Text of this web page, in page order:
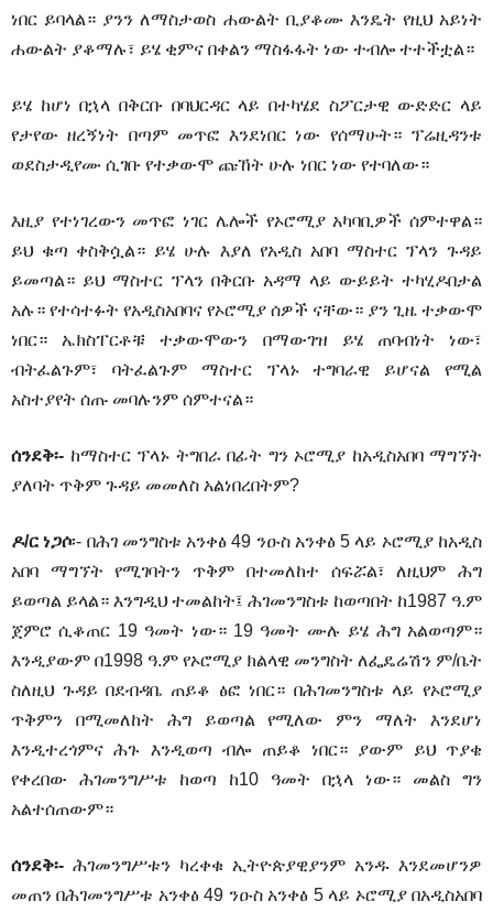
ነበር ይባላል። ያንን ለማስታወስ ሐውልት ቢያቆሙ እንዴት የዚህ አይነት
ሐውልት ያቆማሉ፣ ይሄ ቂምና በቀልን ማስፋፋት ነው ተብሎ ተተችቷል።
ይሄ ከሆነ በኋላ በቅርቡ በባህርዳር ላይ በተካሄደ ስፖርታዊ ውድድር ላይ
የታየው ዘረኝነት በጣም መጥፎ እንደነበር ነው የሰማሁት። ፕሬዚዳንቱ
ወደስታዲየሙ ሲገቡ የተቃውሞ ጩኸት ሁሉ ነበር ነው የተባለው።
እዚያ የተነገረውን መጥፎ ነገር ሌሎች የኦሮሚያ አካባቢዎች ሰምተዋል።
ይህ ቁጣ ቀስቅሷል። ይሄ ሁሉ እያለ የአዲስ አበባ ማስተር ፕላን ጉዳይ
ይመጣል። ይህ ማስተር ፕላን በቅርቡ አዳማ ላይ ውይይት ተካሂዶበታል
አሉ። የተሳተፉት የአዲስአበባና የኦሮሚያ ሰዎች ናቸው። ያን ጊዜ ተቃውሞ
ነበር። ኤክስፐርቶቹ ተቃውሞውን በማውገዝ ይሄ ጠባብነት ነው፣
ብትፈልጉም፣ ባትፈልጉም ማስተር ፕላኑ ተግባራዊ ይሆናል የሚል
አስተያየት ሰጡ መባሉንም ሰምተናል።
ሰንደቅ፡- ከማስተር ፕላኑ ትግበራ በፊት ግን ኦሮሚያ ከአዲስአበባ ማግኘት
ያለባት ጥቅም ጉዳይ መመለስ አልነበረበትም?
ዶ/ር ነጋሶ፡- በሕገ መንግስቱ አንቀፅ 49 ንዑስ አንቀፅ 5 ላይ ኦሮሚያ ከአዲስ
አበባ ማግኘት የሚገባትን ጥቅም በተመለከተ ሰፍሯል፣ ለዚህም ሕግ
ይወጣል ይላል። እንግዲህ ተመልከት፤ ሕገመንግስቱ ከወጣበት ከ1987 ዓ.ም
ጀምሮ ሲቆጠር 19 ዓመት ነው። 19 ዓመት ሙሉ ይሄ ሕግ አልወጣም።
እንዲያውም በ1998 ዓ.ም የኦሮሚያ ክልላዊ መንግስት ለፌዴሬሽን ም/ቤት
ስለዚህ ጉዳይ በደብዳቤ ጠይቆ ፅፎ ነበር። በሕገመንግስቱ ላይ የኦሮሚያ
ጥቅምን በሚመለከት ሕግ ይወጣል የሚለው ምን ማለት እንደሆነ
እንዲተረጎምና ሕጉ እንዲወጣ ብሎ ጠይቆ ነበር። ያውም ይህ ጥያቄ
የቀረበው ሕገመንግሥቱ ከወጣ ከ10 ዓመት በኋላ ነው። መልስ ግን
አልተሰጠውም።
ሰንደቅ፡- ሕገመንግሥቱን ካረቀቁ ኢትዮጵያዊያንም አንዱ እንደመሆንዎ
መጠን በሕገመንግሥቱ አንቀፅ 49 ንዑስ አንቀፅ 5 ላይ ኦሮሚያ በአዲስአበባ